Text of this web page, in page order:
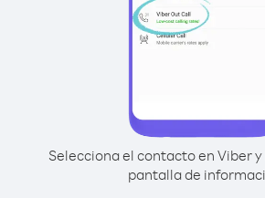
Selecciona el contacto en Viber
pantalla de